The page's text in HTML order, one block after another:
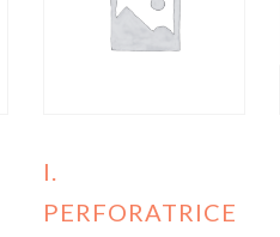
I.
PERFORATRICE